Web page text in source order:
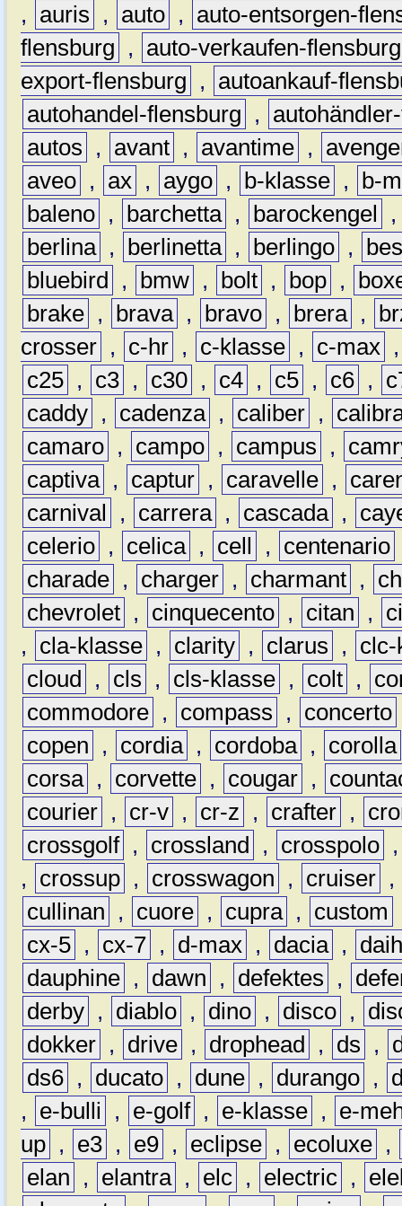
,
auris , auto ,
auto-entsorgen-
flensburg
,
auto-verkaufen-flensburg
export-flensburg
,
autoankauf-
autohandel-flensburg
,
autos
, avant , avantime ,
aveo , ax , aygo , b-klasse ,
b-
baleno , barchetta , barockengel
berlina , berlinetta , berlingo ,
bluebird
, bmw , bolt , bop ,
brake , brava , bravo , brera ,
crosser , c-hr , c-klasse , c-max
c25 , c3 , c30 , c4 , c5 , c6 ,
caddy , cadenza , caliber ,
camaro , campo , campus ,
captiva , captur , caravelle ,
carnival
, carrera , cascada ,
celerio , celica , cell , centenario
charade , charger , charmant ,
chevrolet , cinquecento , citan ,
,
cla-klasse , clarity , clarus ,
clc-
cloud
, cls , cls-klasse , colt ,
commodore , compass , concerto
copen
, cordia , cordoba ,
corolla
corsa , corvette , cougar ,
courier , cr-v , cr-z , crafter ,
crossgolf , crossland , crosspolo
,
crossup , crosswagon , cruiser ,
cullinan
, cuore , cupra , custom
cx-5 , cx-7 , d-max , dacia ,
dauphine , dawn , defektes ,
derby , diablo , dino , disco ,
dokker , drive , drophead , ds ,
ds6 , ducato , dune , durango ,
,
e-bulli , e-golf , e-klasse ,
e-
up , e3 , e9 , eclipse , ecoluxe ,
elan
, elantra , elc , electric ,